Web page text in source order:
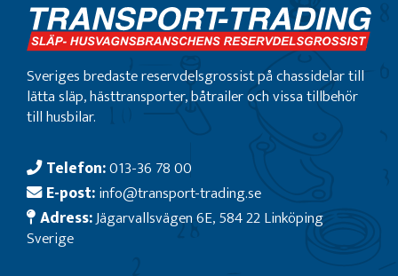
Sveriges bredaste reservdelsgrossist på chassidelar till
lätta släp, hästtransporter, båtrailer och vissa tillbehör
till husbilar.
Telefon:013-36 78 00
E-post:info@transport-trading.se
Adress:Jägarvallsvägen 6E, 584 22 Linköping
Sverige